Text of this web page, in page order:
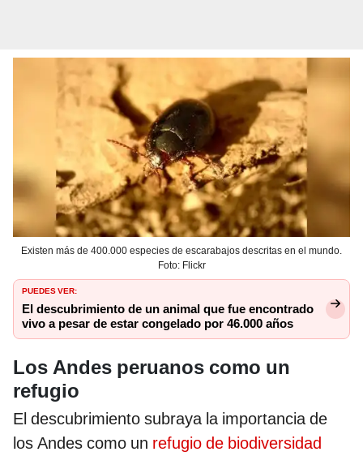
Existen más de 400.000 especies de escarabajos descritas en el mundo.
Foto: Flickr
PUEDES VER:
El descubrimiento de un animal que fue encontrado
vivo a pesar de estar congelado por 46.000 años
Los Andes peruanos como un
refugio
El descubrimiento subraya la importancia de
los Andes como un refugio de biodiversidad